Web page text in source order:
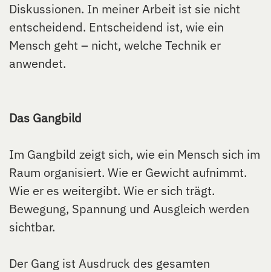
Diskussionen. In meiner Arbeit ist sie nicht
entscheidend. Entscheidend ist, wie ein
Mensch geht – nicht, welche Technik er
anwendet.
Das Gangbild
Im Gangbild zeigt sich, wie ein Mensch sich im
Raum organisiert. Wie er Gewicht aufnimmt.
Wie er es weitergibt. Wie er sich trägt.
Bewegung, Spannung und Ausgleich werden
sichtbar.
Der Gang ist Ausdruck des gesamten